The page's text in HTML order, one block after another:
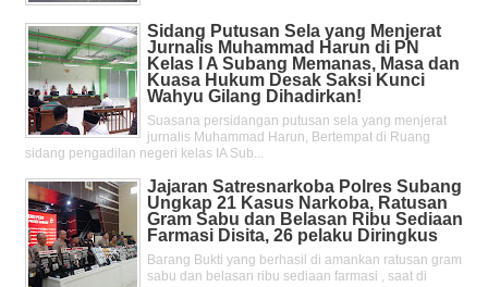
Sidang Putusan Sela yang Menjerat
Jurnalis Muhammad Harun di PN
Kelas l A Subang Memanas, Masa dan
Kuasa Hukum Desak Saksi Kunci
Wahyu Gilang Dihadirkan!
Suasana persidangan putusan sela yang menjerat
jurnalis Muhammad Harun, Bertempat di Ruang
sidang pengadilan negeri kelas IA Sub...
Jajaran Satresnarkoba Polres Subang
Ungkap 21 Kasus Narkoba, Ratusan
Gram Sabu dan Belasan Ribu Sediaan
Farmasi Disita, 26 pelaku Diringkus
Barang Bukti yang berhasil di amankan ratusan gram
sabu dan belasan ribu sediaan farmasi , saat di